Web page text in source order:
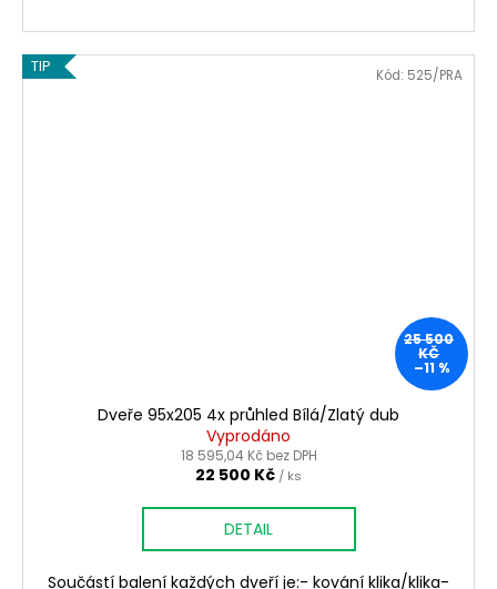
TIP
25 500
KČ
–11 %
Dveře 95x205 4x průhled Bílá/Zlatý dub
Vyprodáno
18 595,04 Kč bez DPH
22 500 Kč / ks
DETAIL
Součástí balení každých dveří je:- kování klika/klika-
Kód: 525/PRA